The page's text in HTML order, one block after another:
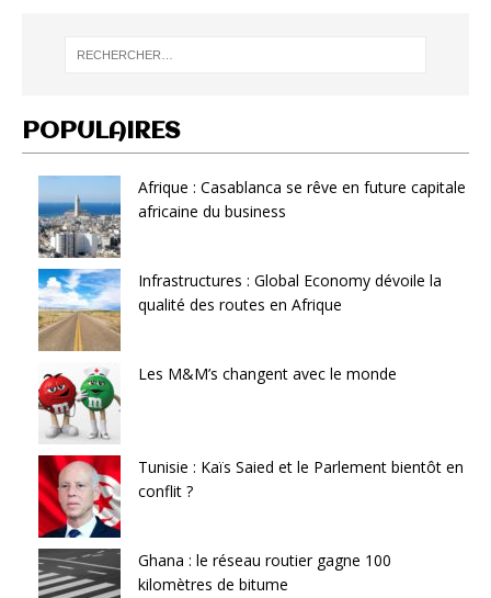
POPULAIRES
Afrique : Casablanca se rêve en future capitale
africaine du business
Infrastructures : Global Economy dévoile la
qualité des routes en Afrique
Les M&M’s changent avec le monde
Tunisie : Kaïs Saied et le Parlement bientôt en
conflit ?
Ghana : le réseau routier gagne 100
kilomètres de bitume